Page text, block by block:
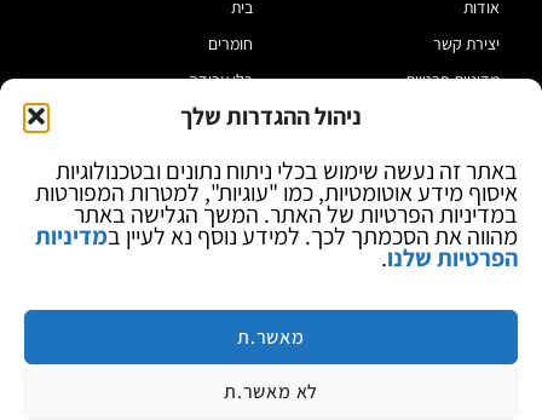
ניהול ההגדרות שלך
באתר זה נעשה שימוש בכלי ניתוח נתונים ובטכנולוגיות
איסוף מידע אוטומטיות, כמו "עוגיות", למטרות המפורטות
במדיניות הפרטיות של האתר. המשך הגלישה באתר
מהווה את הסכמתך לכך. למידע נוסף נא לעיין במדיניות
הפרטיות שלנו.
מאשר.ת
לא מאשר.ת
אודות
יצירת קשר
מדיניות פרטיות
בלוג
בית
חומרים
כלי עבודה
מוצרי הלחמה
ספקי כח ומודדים
ציוד אופטי להגדלה
מותגים